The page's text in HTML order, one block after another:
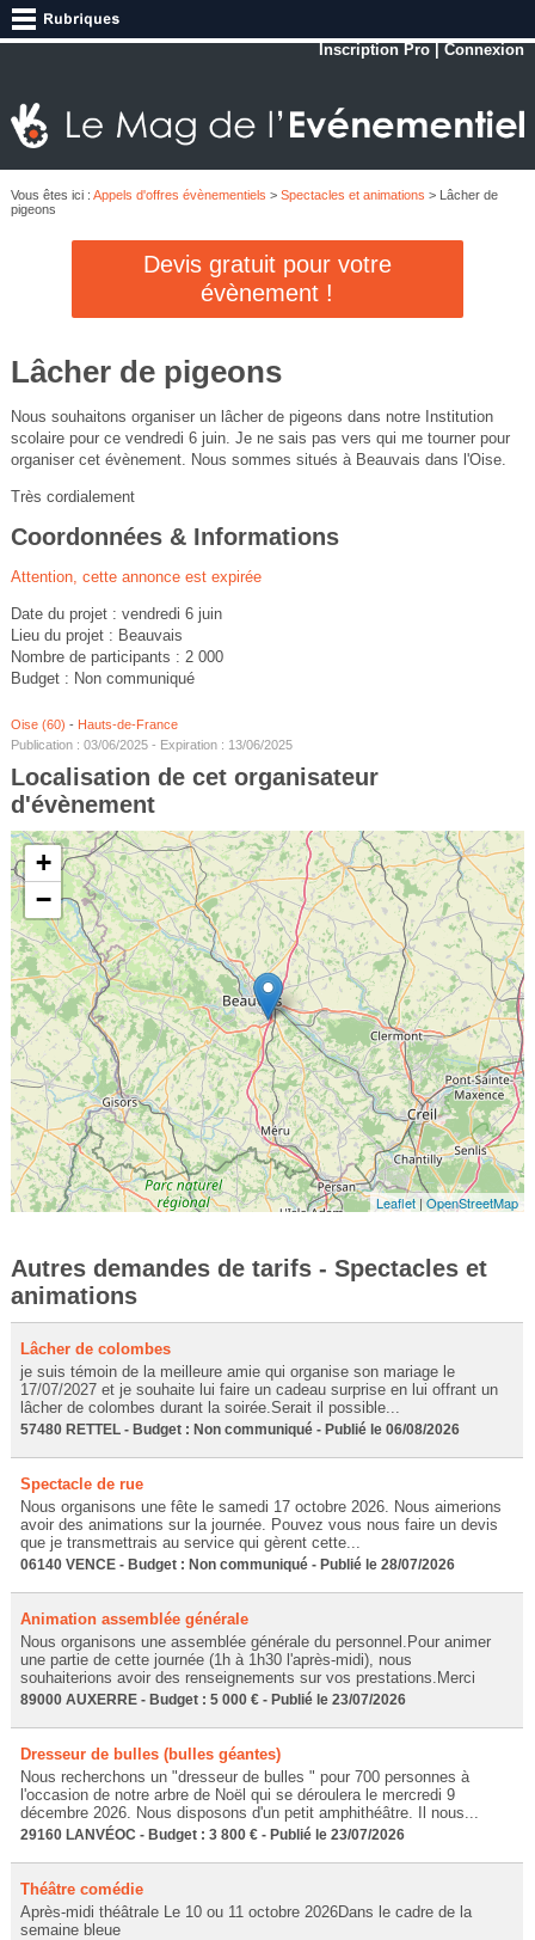
Inscription Pro |Connexion
Vous êtes ici : Appels d'offres évènementiels > Spectacles et animations > Lâcher de
pigeons
Devis gratuit pour votre
évènement !
Lâcher de pigeons
Nous souhaitons organiser un lâcher de pigeons dans notre Institution
scolaire pour ce vendredi 6 juin. Je ne sais pas vers qui me tourner pour
organiser cet évènement. Nous sommes situés à Beauvais dans l'Oise.
Très cordialement
Coordonnées & Informations
Attention, cette annonce est expirée
Date du projet : vendredi 6 juin
Lieu du projet : Beauvais
Nombre de participants : 2 000
Budget : Non communiqué
Oise (60) - Hauts-de-France
Publication : 03/06/2025 - Expiration : 13/06/2025
Localisation de cet organisateur
d'évènement
+
−
Leaflet|OpenStreetMap
Autres demandes de tarifs - Spectacles et
animations
Lâcher de colombes
je suis témoin de la meilleure amie qui organise son mariage le
17/07/2027 et je souhaite lui faire un cadeau surprise en lui offrant un
lâcher de colombes durant la soirée.Serait il possible...
57480 RETTEL - Budget : Non communiqué - Publié le 06/08/2026
Spectacle de rue
Nous organisons une fête le samedi 17 octobre 2026. Nous aimerions
avoir des animations sur la journée. Pouvez vous nous faire un devis
que je transmettrais au service qui gèrent cette...
06140 VENCE - Budget : Non communiqué - Publié le 28/07/2026
Animation assemblée générale
Nous organisons une assemblée générale du personnel.Pour animer
une partie de cette journée (1h à 1h30 l'après-midi), nous
souhaiterions avoir des renseignements sur vos prestations.Merci
89000 AUXERRE - Budget : 5 000 € - Publié le 23/07/2026
Dresseur de bulles (bulles géantes)
Nous recherchons un "dresseur de bulles " pour 700 personnes à
l'occasion de notre arbre de Noël qui se déroulera le mercredi 9
décembre 2026. Nous disposons d'un petit amphithéâtre. Il nous...
29160 LANVÉOC - Budget : 3 800 € - Publié le 23/07/2026
Théâtre comédie
Après-midi théâtrale Le 10 ou 11 octobre 2026Dans le cadre de la
semaine bleue